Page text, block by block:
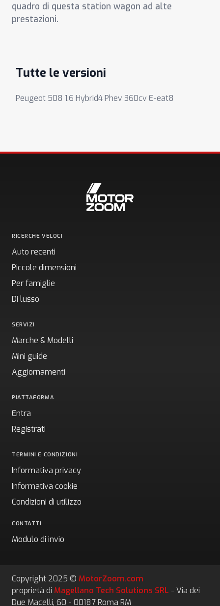
quadro di questa station wagon ad alte
prestazioni.
Tutte le versioni
Peugeot 508 1.6 Hybrid4 Phev 360cv E-eat8
RICERCHE VELOCI
Auto recenti
Piccole dimensioni
Per famiglie
Di lusso
SERVIZI
Marche & Modelli
Mini guide
Aggiornamenti
PIATTAFORMA
Entra
Registrati
TERMINI E CONDIZIONI
Informativa privacy
Informativa cookie
Condizioni di utilizzo
CONTATTI
Modulo di invio
Copyright 2025 © MotorZoom.com
proprietà di Magellano Tech Solutions SRL - Via dei
Due Macelli, 60 - 00187 Roma RM